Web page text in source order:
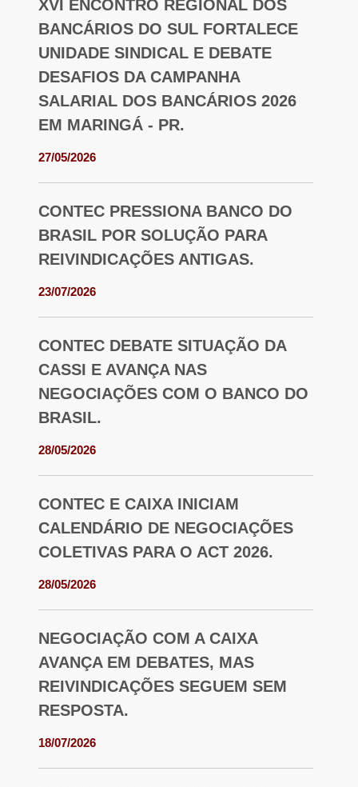
XVI ENCONTRO REGIONAL DOS
BANCÁRIOS DO SUL FORTALECE
UNIDADE SINDICAL E DEBATE
DESAFIOS DA CAMPANHA
SALARIAL DOS BANCÁRIOS 2026
EM MARINGÁ - PR.
27/05/2026
CONTEC PRESSIONA BANCO DO
BRASIL POR SOLUÇÃO PARA
REIVINDICAÇÕES ANTIGAS.
23/07/2026
CONTEC DEBATE SITUAÇÃO DA
CASSI E AVANÇA NAS
NEGOCIAÇÕES COM O BANCO DO
BRASIL.
28/05/2026
CONTEC E CAIXA INICIAM
CALENDÁRIO DE NEGOCIAÇÕES
COLETIVAS PARA O ACT 2026.
28/05/2026
NEGOCIAÇÃO COM A CAIXA
AVANÇA EM DEBATES, MAS
REIVINDICAÇÕES SEGUEM SEM
RESPOSTA.
18/07/2026